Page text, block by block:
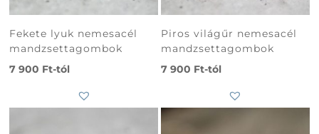
Fekete lyuk nemesacél
mandzsettagombok
7 900 Ft-tól
Piros világűr nemesacél
mandzsettagombok
7 900 Ft-tól